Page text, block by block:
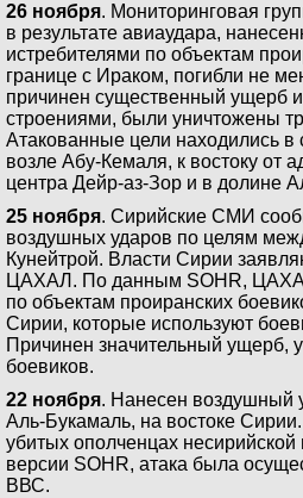
26 ноября. Мониторинговая
в результате авиаудара,
истребителями по объектам
границе с Ираком, погибли не
причинен существенный ущерб
строениями, были уничтожены
Атакованные цели находились в
возле Абу-Кемаля, к востоку от
центра Дейр-аз-Зор и в долине
25 ноября. Сирийские СМИ
воздушных ударов по целям
Кунейтрой. Власти Сирии
ЦАХАЛ. По данным SOHR,
по объектам проиранских
Сирии, которые используют
Причинен значительный ущерб,
боевиков.
22 ноября. Нанесен воздушный
Аль-Букамаль, на востоке
убитых ополченцах
версии SOHR, атака была
ВВС.